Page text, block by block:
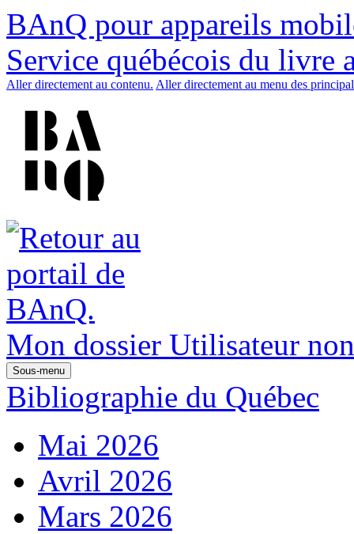
BAnQ pour appareils
Service québécois du livre
Aller directement au contenu. Aller directement au menu des
Mon dossier Utilisateur
Sous-menu
Bibliographie du Québec
Mai 2026
Avril 2026
Mars 2026